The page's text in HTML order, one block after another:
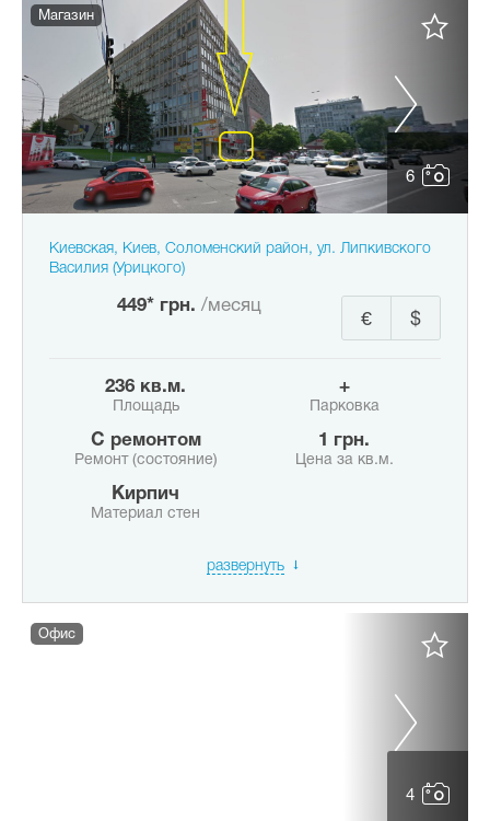
6
Магазин
Киевская, Киев, Соломенский район, ул. Липкивского
Василия (Урицкого)
449* грн. /месяц
$
€
236 кв.м.
Площадь
+
Парковка
с ремонтом
Ремонт (состояние)
1 грн.
Цена за кв.м.
Кирпич
Материал стен
развернуть
4
Офис